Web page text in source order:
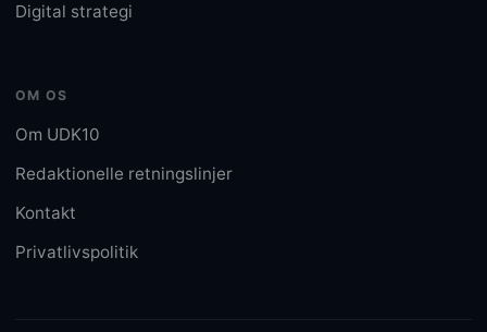
Digital strategi
OM OS
Om UDK10
Redaktionelle retningslinjer
Kontakt
Privatlivspolitik